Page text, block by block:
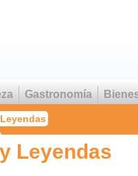
Gastronomía
Leyendas